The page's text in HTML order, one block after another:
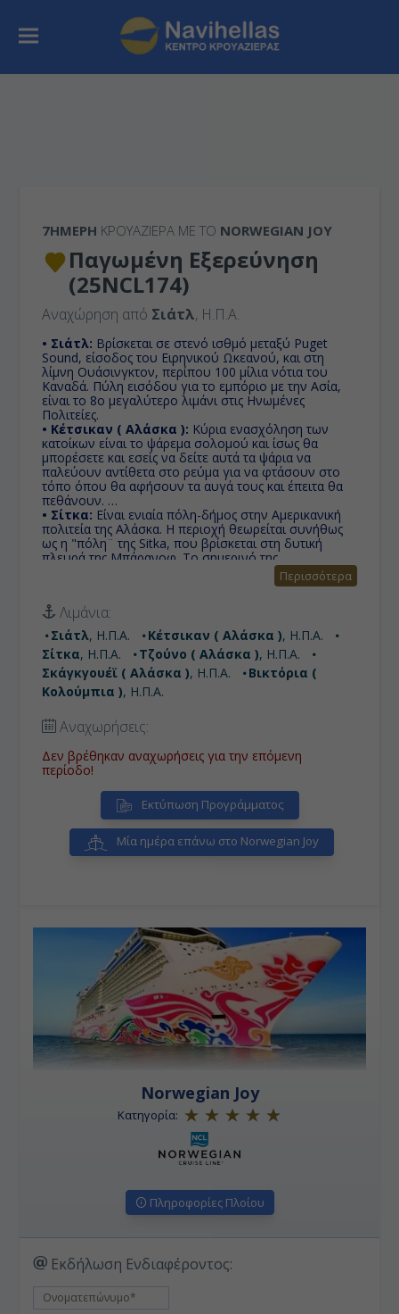
7ΉΜΕΡΗ ΚΡΟΥΑΖΙΕΡΑ ΜΕ ΤΟ NORWEGIAN JOY
Παγωμένη Εξερεύνηση
(25NCL174)
Αναχώρηση από Σιάτλ, Η.Π.Α.
• Σιάτλ: Βρίσκεται σε στενό ισθμό μεταξύ Puget
Sound, είσοδος του Ειρηνικού Ωκεανού, και στη
λίμνη Ουάσινγκτον, περίπου 100 μίλια νότια του
Καναδά. Πύλη εισόδου για το εμπόριο με την Ασία,
είναι το 8ο μεγαλύτερο λιμάνι στις Ηνωμένες
Πολιτείες.
• Κέτσικαν ( Αλάσκα ): Κύρια ενασχόληση των
κατοίκων είναι το ψάρεμα σολομού και ίσως θα
μπορέσετε και εσείς να δείτε αυτά τα ψάρια να
παλεύουν αντίθετα στο ρεύμα για να φτάσουν στο
τόπο όπου θα αφήσουν τα αυγά τους και έπειτα θα
πεθάνουν.
• Σίτκα: Είναι ενιαία πόλη-δήμος στην Αμερικανική
πολιτεία της Αλάσκα. Η περιοχή θεωρείται συνήθως
ως η "πόλη¨ της Sitka, που βρίσκεται στη δυτική
πλευρά της Μπάρανοφ. Το σημερινό της
όνομα,προέρχεται από Sheet'ká, συρρίκνωση του
Τλίνγκιτ Shee At'iká,που σημαίνει "άνθρωποι στο
εξωτερικό του Μπάρανοφ".
• Τζούνο ( Αλάσκα ):
Αλάσκας, πρόκειται για ένα ενιαίο δήμο και είναι η
δεύτερη μεγαλύτερη πόλη στις Ηνωμένες Πολιτείες
στην περιοχή.
• Σκάγκγουέϊ ( Αλάσκα ):Eίναι μια δημοφιλής
στάση για τα κρουαζιερόπλοια, και το τουριστικό
εμπόριο είναι ένα μεγάλο μέρος της δραστηριότητας
Σκάγκγουεϊ. Ο πληθυσμός διπλασιάζεται το καλοκαίρι
τουριστική περίοδο, προκειμένου να ασχοληθεί με
• Βικτόρια ( Κολούμπια ):Πρωτεύουσα της
καναδικής επαρχίας 'Βρετανικής Κολομβίας' και
μετά την πόλη του Βανκούβερ.
Περισσότερα
Λιμάνια:
Σιάτλ, Η.Π.Α. Κέτσικαν ( Αλάσκα ), Η.Π.Α.
Σίτκα, Η.Π.Α. Τζούνο ( Αλάσκα ), Η.Π.Α.
Σκάγκγουέϊ ( Αλάσκα ), Η.Π.Α.
Βικτόρια (
Κολούμπια ), Η.Π.Α.
Αναχωρήσεις:
Δεν βρέθηκαν αναχωρήσεις για την επόμενη
περίοδο!
Εκτύπωση Προγράμματος
Μία ημέρα επάνω στο Norwegian Joy
Norwegian Joy
Κατηγορία:
Πληροφορίες Πλοίου
Εκδήλωση Ενδιαφέροντος: